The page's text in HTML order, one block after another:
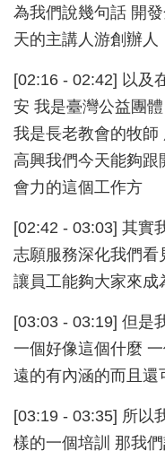
為我們說幾句話 開
天的主講人游創辦人
[02:16 - 02:42] 以及
安 我是臺灣公益團
我是長老教會的牧師
高興我們今天能夠
會力的這個工作方
[02:42 - 03:03] 其實
志願服務深化我們看
讓員工能夠大家來成
[03:03 - 03:19] 但是
一個好像這個什麼
遠的有內涵的而且還
[03:19 - 03:35] 所以
樣的一個培訓 那我